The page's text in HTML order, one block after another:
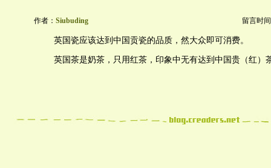
作者： Siubuding 留言时
英国瓷应该达到中国贡瓷的品质，然大众即可消费。
英国茶是奶茶，只用红茶，印象中无有达到中国贵（红）